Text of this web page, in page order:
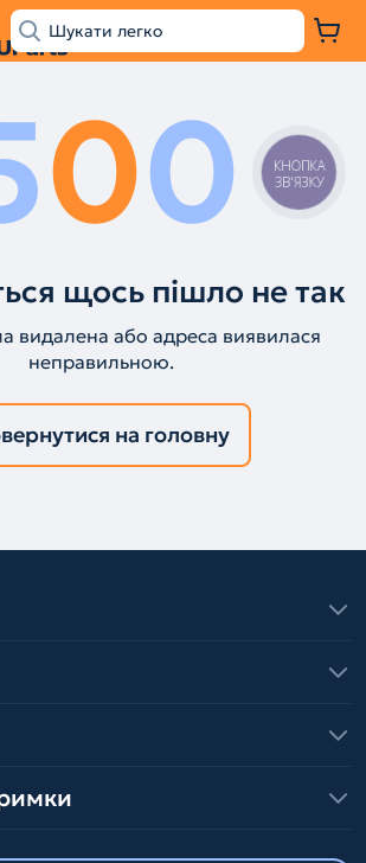
00
щось пішло не так
видалена або адреса виявилася
неправильною.
на головну
КНОПКА
ЗВ'ЯЗКУ